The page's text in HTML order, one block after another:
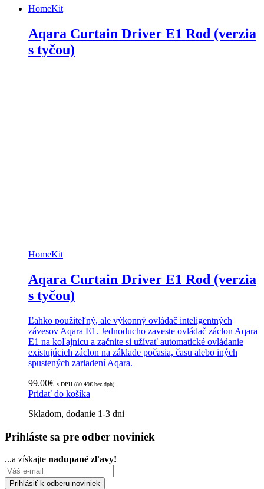
HomeKit
Aqara Curtain Driver E1 Rod (verzia
s tyčou)
HomeKit
Aqara Curtain Driver E1 Rod (verzia
s tyčou)
Ľahko použiteľný, ale výkonný ovládač inteligentných
závesov Aqara E1. Jednoducho zaveste ovládač záclon Aqara
E1 na koľajnicu a začnite si užívať automatické ovládanie
existujúcich záclon na základe počasia, času alebo iných
spustených zariadení Aqara.
99.00€ s DPH (80.49€ bez dph)
Pridať do košíka
Skladom, dodanie 1-3 dni
Prihláste sa pre odber noviniek
...a získajte nadupané zľavy!